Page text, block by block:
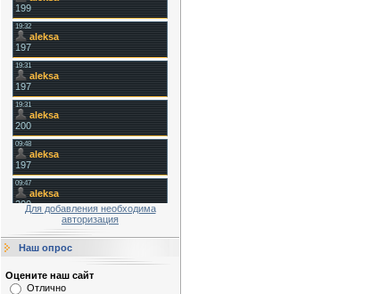
Для добавления необходима
авторизация
Наш опрос
Оцените наш сайт
Отлично